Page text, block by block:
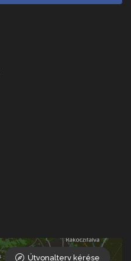
Útvonalterv kérése